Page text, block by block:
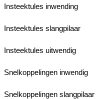
Insteektules inwending
Insteektules slangpilaar
Insteektules uitwendig
Snelkoppelingen inwendig
Snelkoppelingen slangpilaar